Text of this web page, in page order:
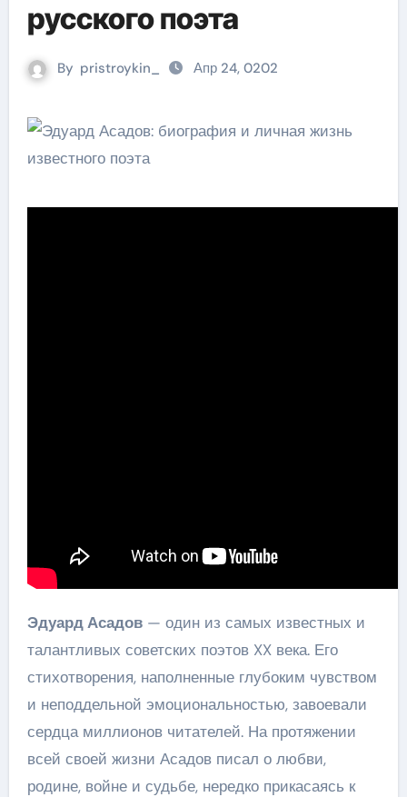
русского поэта
By pristroykin_ Апр 24, 0202
Эдуард Асадов— один из самых известных и
талантливых советских поэтов XX века. Его
стихотворения, наполненные глубоким чувством
и неподдельной эмоциональностью, завоевали
сердца миллионов читателей. На протяжении
всей своей жизни Асадов писал о любви,
родине, войне и судьбе, нередко прикасаясь к